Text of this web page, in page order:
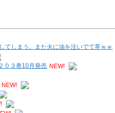
てしまう。また火に油を注いでて草ｗｗ
０３巻10月発売 NEW!
NEW!